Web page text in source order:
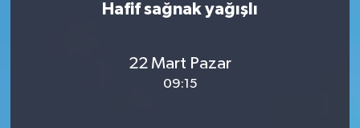
Hafif sağnak yağışlı
22 Mart Pazar
09:15